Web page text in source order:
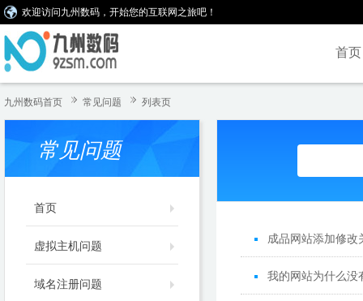
欢迎访问九州数码，开始您的互联网之旅吧！
首页
九州数码首页 常见问题 列表页
常见问题
首页
虚拟主机问题
域名注册问题
成品网站添加修改
我的网站为什么